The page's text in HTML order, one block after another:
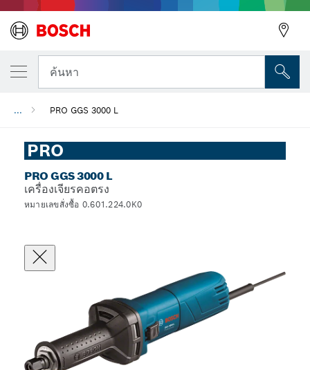
ค้นหา
... PRO GGS 3000 L
PRO
PRO GGS 3000 L
เครื่องเจียรคอตรง
หมายเลขสั่งซื้อ 0.601.224.0K0